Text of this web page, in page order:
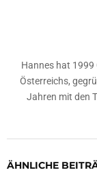
Hannes hat 1999
Österreichs,
Jahren mit den
ÄHNLICHE